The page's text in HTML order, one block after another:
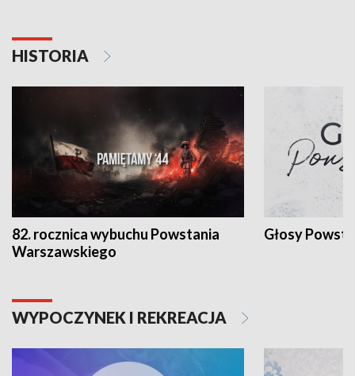
HISTORIA
82. rocznica wybuchu Powstania
Warszawskiego
Głosy
WYPOCZYNEK I REKREACJA